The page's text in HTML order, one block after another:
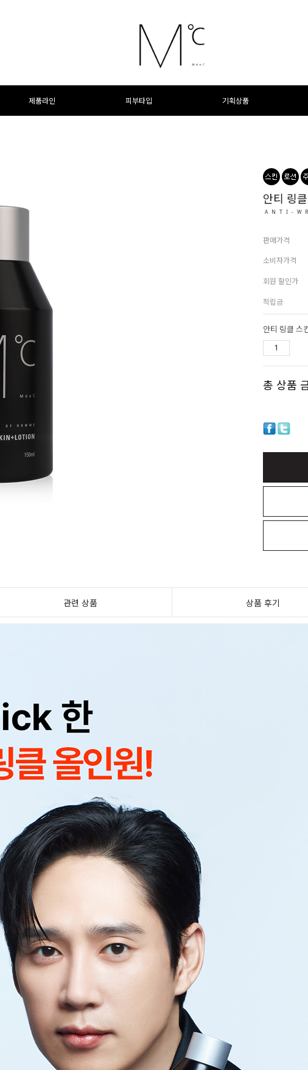
제품라인 피부타입 기획상품
안티 링
ANTI-
판매가격
소비자가격
회원 할인가
적립금
안티 링클 스
총 상품
관련 상품 상품 후기